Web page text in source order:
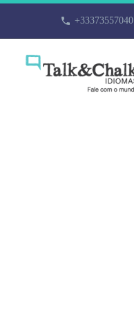
+33373557040